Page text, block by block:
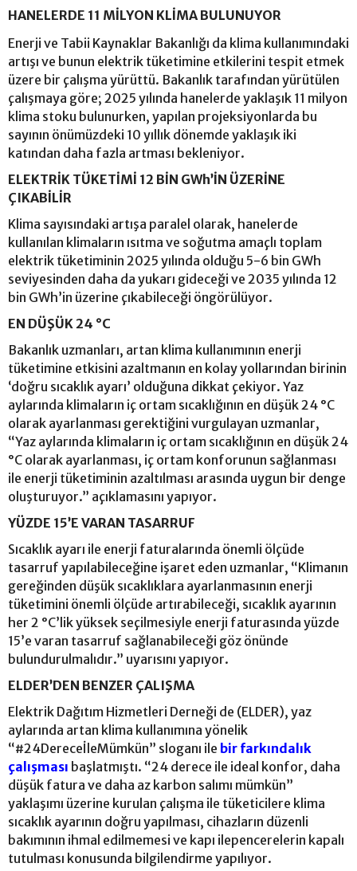
HANELERDE 11 MİLYON KLİMA BULUNUYOR
Enerji ve Tabii Kaynaklar Bakanlığı da klima kullanımındaki
artışı ve bunun elektrik tüketimine etkilerini tespit etmek
üzere bir çalışma yürüttü. Bakanlık tarafından yürütülen
çalışmaya göre; 2025 yılında hanelerde yaklaşık 11 milyon
klima stoku bulunurken, yapılan projeksiyonlarda bu
sayının önümüzdeki 10 yıllık dönemde yaklaşık iki
katından daha fazla artması bekleniyor.
ELEKTRİK TÜKETİMİ 12 BİN GWh’İN ÜZERİNE
ÇIKABİLİR
Klima sayısındaki artışa paralel olarak, hanelerde
kullanılan klimaların ısıtma ve soğutma amaçlı toplam
elektrik tüketiminin 2025 yılında olduğu 5-6 bin GWh
seviyesinden daha da yukarı gideceği ve 2035 yılında 12
bin GWh’in üzerine çıkabileceği öngörülüyor.
EN DÜŞÜK 24 °C
Bakanlık uzmanları, artan klima kullanımının enerji
tüketimine etkisini azaltmanın en kolay yollarından birinin
‘doğru sıcaklık ayarı’ olduğuna dikkat çekiyor. Yaz
aylarında klimaların iç ortam sıcaklığının en düşük 24 °C
olarak ayarlanması gerektiğini vurgulayan uzmanlar,
“Yaz aylarında klimaların iç ortam sıcaklığının en düşük 24
°C olarak ayarlanması, iç ortam konforunun sağlanması
ile enerji tüketiminin azaltılması arasında uygun bir denge
oluşturuyor.” açıklamasını yapıyor.
YÜZDE 15’E VARAN TASARRUF
Sıcaklık ayarı ile enerji faturalarında önemli ölçüde
tasarruf yapılabileceğine işaret eden uzmanlar, “Klimanın
gereğinden düşük sıcaklıklara ayarlanmasının enerji
tüketimini önemli ölçüde artırabileceği, sıcaklık ayarının
her 2 °C’lik yüksek seçilmesiyle enerji faturasında yüzde
15’e varan tasarruf sağlanabileceği göz önünde
bulundurulmalıdır.” uyarısını yapıyor.
ELDER’DEN BENZER ÇALIŞMA
Elektrik Dağıtım Hizmetleri Derneği de (ELDER), yaz
aylarında artan klima kullanımına yönelik
“#24DereceİleMümkün” sloganı ile bir farkındalık
çalışması başlatmıştı. “24 derece ile ideal konfor, daha
düşük fatura ve daha az karbon salımı mümkün”
yaklaşımı üzerine kurulan çalışma ile tüketicilere klima
sıcaklık ayarının doğru yapılması, cihazların düzenli
bakımının ihmal edilmemesi ve kapı ilepencerelerin kapalı
tutulması konusunda bilgilendirme yapılıyor.